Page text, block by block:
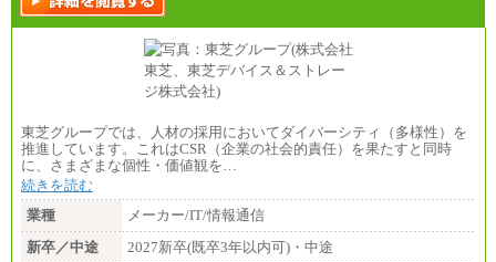
東芝グループでは、人材の採用においてダイバーシティ（多様性）を
推進しています。これはCSR（企業の社会的責任）を果たすと同時
に、さまざまな個性・価値観を…
続きを読む
業種
メーカー/IT/情報通信
新卒／中途
2027新卒(既卒3年以内可)・中途